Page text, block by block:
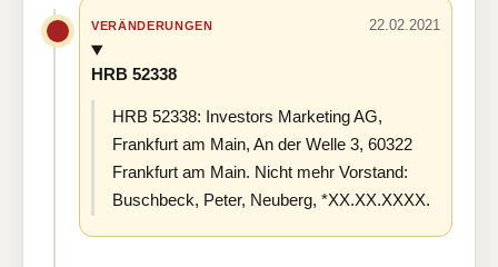
VERÄNDERUNGEN 22.02.2021
HRB 52338
HRB 52338: Investors Marketing AG,
Frankfurt am Main, An der Welle 3, 60322
Frankfurt am Main. Nicht mehr Vorstand:
Buschbeck, Peter, Neuberg, *XX.XX.XXXX.